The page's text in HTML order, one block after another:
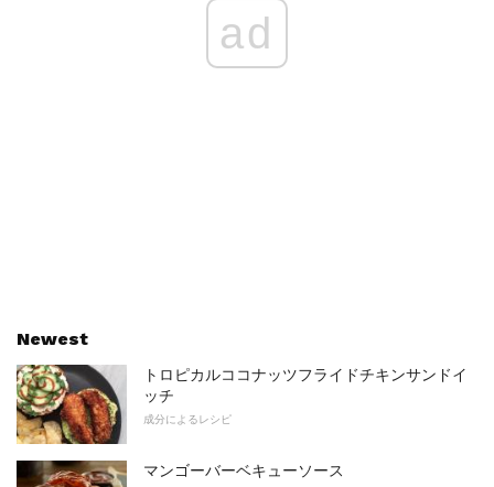
ad
Newest
トロピカルココナッツフライドチキンサンドイ
ッチ
成分によるレシピ
マンゴーバーベキューソース